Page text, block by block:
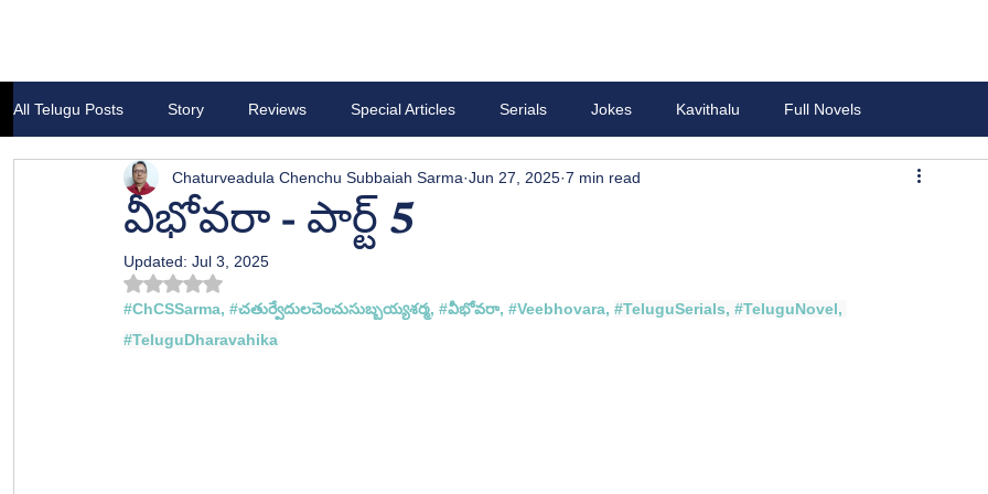
All Telugu Posts Story Reviews Special Articles Serials Jokes Kavithalu Full Novels
వీభోవరా - పార్ట్ 5
Chaturveadula Chenchu Subbaiah Sarma Jun 27, 2025 7 min read
Updated: Jul 3, 2025
Rated NaN out of 5 stars.
#ChCSSarma, #చతుర్వేదులచెంచుసుబ్బయ్యశర్మ, #వీభోవరా, #Veebhovara, #TeluguSerials, #TeluguNovel,
#TeluguDharavahika